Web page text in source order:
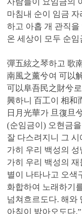
마침내 순이 임금
하고 아홉 개 관직
온 세상이 모두 순
彈五絃之琴하고 歌
南風之薰兮여 可以
可以阜吾民之財兮
興하니 百工이 相和
日月光華가 旦復旦
(순임금이) 오현금
잘 다스려지니 그
가히 우리 백성의
가히 우리 백성의
별이 나타나고 오색
화합하여 노래하기
넘쳐흐르도다. 해와
아침이 밝아오도다